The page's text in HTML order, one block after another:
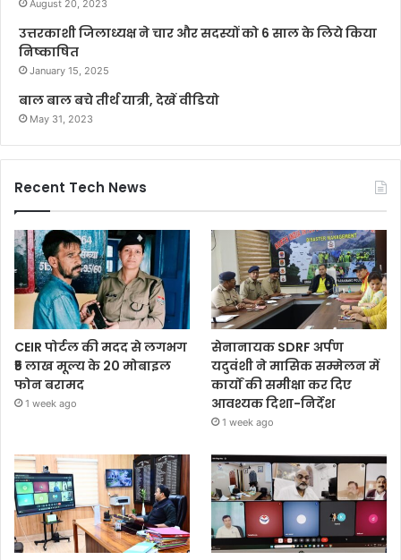
August 20, 2023
उत्तरकाशी जिलाध्यक्ष ने चार और सदस्यों को 6 साल के लिये किया
निष्काषित
January 15, 2025
बाल बाल बचे तीर्थ यात्री, देखें वीडियो
May 31, 2023
Recent Tech News
CEIR पोर्टल की मदद से लगभग
₹5 लाख मूल्य के 20 मोबाइल
फोन बरामद
1 week ago
सेनानायक SDRF अर्पण
यदुवंशी ने मासिक सम्मेलन में
कार्यों की समीक्षा कर दिए
आवश्यक दिशा-निर्देश
1 week ago